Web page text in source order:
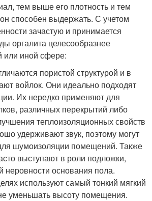
тем выше его плотность и тем
способен выдержать. С учетом
зачастую и принимается
оргалита целесообразнее
или иной сфере:
пористой структурой и в
войлок. Они идеально подходят
Их нередко применяют для
различных перекрытий либо
теплоизоляционных свойств
удерживают звук, поэтому могут
шумоизоляции помещений. Также
выступают в роли подложки,
основания пола.
используют самый тонкий мягкий
уменьшать высоту помещения.